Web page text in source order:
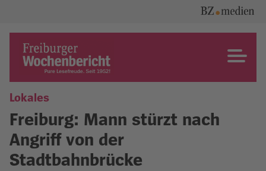
content
Freiburger Wochenbericht
Lokales
Freiburg: Mann stürzt nach
Angriff von der
Stadtbahnbrücke